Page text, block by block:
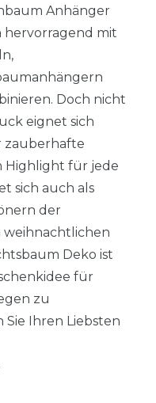
Anhänger
hervorragend mit
Doch nicht
eignet sich
zauberhafte
Highlight für jede
sich auch als
der
weihnachtlichen
Deko ist
für
zu
Sie Ihren Liebsten